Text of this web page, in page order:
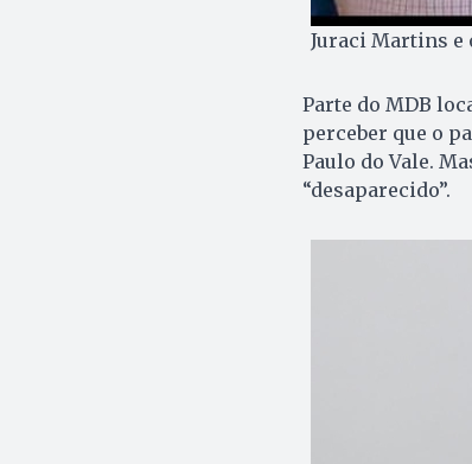
Juraci Martins e
Parte do MDB
perceber que o
Paulo do Vale.
“desaparecido”.